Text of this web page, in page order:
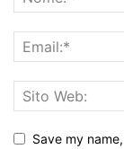
Save my